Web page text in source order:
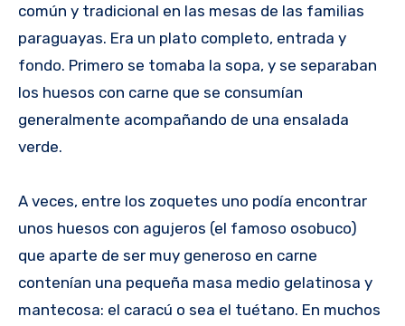
común y tradicional en las mesas de las familias
paraguayas. Era un plato completo, entrada y
fondo. Primero se tomaba la sopa, y se separaban
los huesos con carne que se consumían
generalmente acompañando de una ensalada
verde.
A veces, entre los zoquetes uno podía encontrar
unos huesos con agujeros (el famoso osobuco)
que aparte de ser muy generoso en carne
contenían una pequeña masa medio gelatinosa y
mantecosa: el caracú o sea el tuétano. En muchos